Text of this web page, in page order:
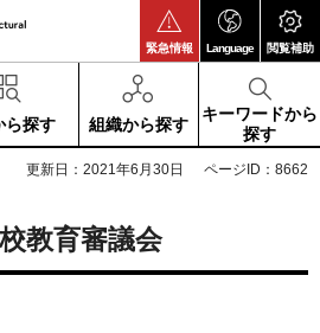
緊急情報 Language 閲覧補助
ら探す 組織から探す
キーワードから
探す
更新日：2021年6月30日 ページID：8662
教育審議会